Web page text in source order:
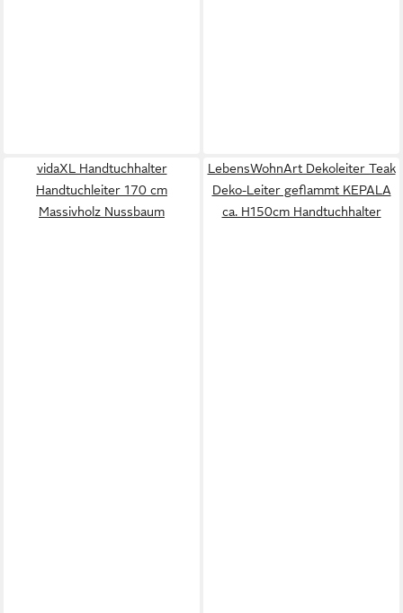
vidaXL Handtuchhalter
Handtuchleiter 170 cm
Massivholz Nussbaum
LebensWohnArt Dekoleiter Teak
Deko-Leiter geflammt KEPALA
ca. H150cm Handtuchhalter